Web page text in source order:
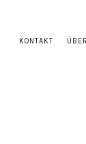
KONTAKT